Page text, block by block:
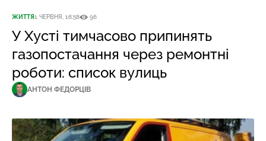
ЖИТТЯ1 ЧЕРВНЯ, 16:58 96
У Хусті тимчасово припинять
газопостачання через ремонтні
роботи: список вулиць
АНТОН ФЕДОРЦІВ